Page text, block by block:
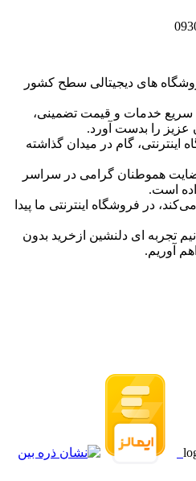
های دیجیتالی سطح کشور
سریع خدمات و قیمت تضمینی،
عزیز را بدست آورد.
اینترنتی، گام در میدان گذاشته
هموطنان گرامی در سراسر
است.
در فروشگاه اینترنتی ما پیدا
تجربه ای دلنشین ازخرید بدون
آوریم.